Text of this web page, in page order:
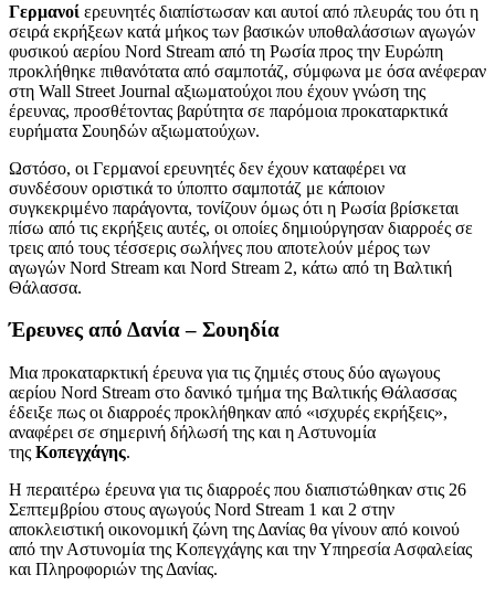
Γερμανοί ερευνητές διαπίστωσαν και αυτοί από πλευράς του ότι η
σειρά εκρήξεων κατά μήκος των βασικών υποθαλάσσιων αγωγών
φυσικού αερίου Nord Stream από τη Ρωσία προς την Ευρώπη
προκλήθηκε πιθανότατα από σαμποτάζ, σύμφωνα με όσα ανέφεραν
στη Wall Street Journal αξιωματούχοι που έχουν γνώση της
έρευνας, προσθέτοντας βαρύτητα σε παρόμοια προκαταρκτικά
ευρήματα Σουηδών αξιωματούχων.
Ωστόσο, οι Γερμανοί ερευνητές δεν έχουν καταφέρει να
συνδέσουν οριστικά το ύποπτο σαμποτάζ με κάποιον
συγκεκριμένο παράγοντα, τονίζουν όμως ότι η Ρωσία βρίσκεται
πίσω από τις εκρήξεις αυτές, οι οποίες δημιούργησαν διαρροές σε
τρεις από τους τέσσερις σωλήνες που αποτελούν μέρος των
αγωγών Nord Stream και Nord Stream 2, κάτω από τη Βαλτική
Θάλασσα.
Έρευνες από Δανία – Σουηδία
Μια προκαταρκτική έρευνα για τις ζημιές στους δύο αγωγους
αερίου Nord Stream στο δανικό τμήμα της Βαλτικής Θάλασσας
έδειξε πως οι διαρροές προκλήθηκαν από «ισχυρές εκρήξεις»,
αναφέρει σε σημερινή δήλωσή της και η Αστυνομία
της Κοπεγχάγης.
Η περαιτέρω έρευνα για τις διαρροές που διαπιστώθηκαν στις 26
Σεπτεμβρίου στους αγωγούς Nord Stream 1 και 2 στην
αποκλειστική οικονομική ζώνη της Δανίας θα γίνουν από κοινού
από την Αστυνομία της Κοπεγχάγης και την Υπηρεσία Ασφαλείας
και Πληροφοριών της Δανίας.